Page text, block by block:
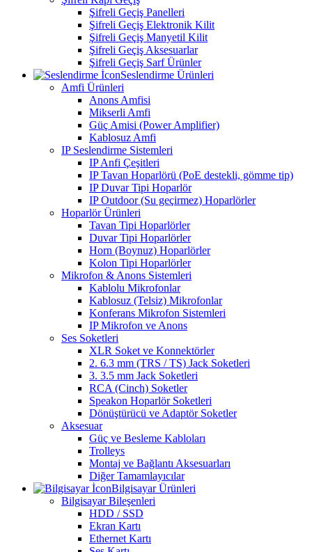
Şifreli Geçiş Panelleri
Şifreli Geçiş Elektronik Kilit
Şifreli Geçiş Manyetil Kilit
Şifreli Geçiş Aksesuarlar
Şifreli Geçiş Sarf Ürünler
Seslendirme Ürünleri
Amfi Ürünleri
Anons Amfisi
Mikserli Amfi
Güç Amisi (Power Amplifier)
Kablosuz Amfi
IP Seslendirme Sistemleri
IP Anfi Çeşitleri
IP Tavan Hoparlörü (PoE destekli, gömme tip)
IP Duvar Tipi Hoparlör
IP Outdoor (Su geçirmez) Hoparlörler
Hoparlör Ürünleri
Tavan Tipi Hoparlörler
Duvar Tipi Hoparlörler
Horn (Boynuz) Hoparlörler
Kolon Tipi Hoparlörler
Mikrofon & Anons Sistemleri
Kablolu Mikrofonlar
Kablosuz (Telsiz) Mikrofonlar
Konferans Mikrofon Sistemleri
IP Mikrofon ve Anons
Ses Soketleri
XLR Soket ve Konnektörler
2. 6.3 mm (TRS / TS) Jack Soketleri
3. 3.5 mm Jack Soketleri
RCA (Cinch) Soketler
Speakon Hoparlör Soketleri
Dönüştürücü ve Adaptör Soketler
Aksesuar
Güç ve Besleme Kabloları
Trolleys
Montaj ve Bağlantı Aksesuarları
Diğer Tamamlayıcılar
Bilgisayar Ürünleri
Bilgisayar Bileşenleri
HDD / SSD
Ekran Kartı
Ethernet Kartı